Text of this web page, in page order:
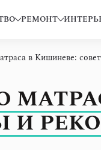
РЕМОНТ
в Кишиневе:
И